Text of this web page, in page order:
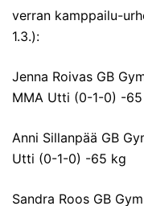
verran kamppailu-
1.3.):
Jenna Roivas GB
MMA Utti (0-1-0) -
Anni Sillanpää GB
Utti (0-1-0) -65 kg
Sandra Roos GB